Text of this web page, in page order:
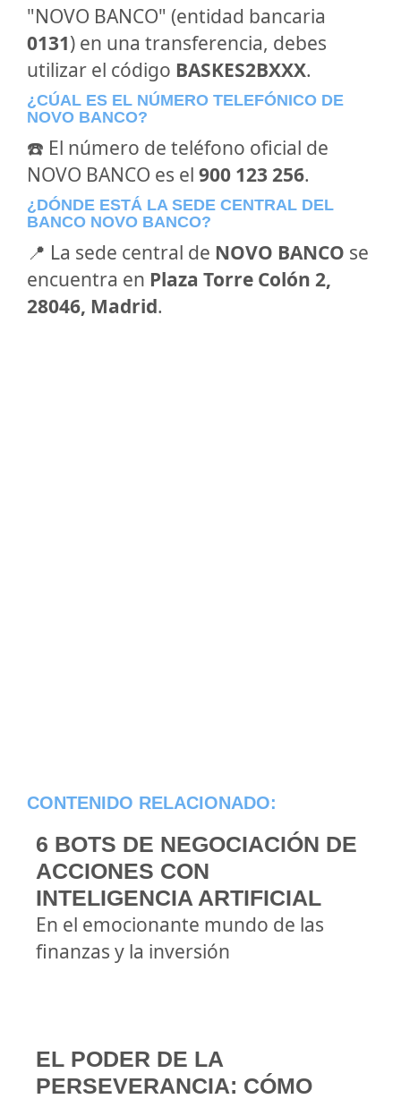
"NOVO BANCO" (entidad bancaria
0131) en una transferencia, debes
utilizar el código BASKES2BXXX.
¿CÚAL ES EL NÚMERO TELEFÓNICO DE
NOVO BANCO?
☎️ El número de teléfono oficial de
NOVO BANCO es el 900 123 256.
¿DÓNDE ESTÁ LA SEDE CENTRAL DEL
BANCO NOVO BANCO?
📍 La sede central de NOVO BANCO se
encuentra en Plaza Torre Colón 2,
28046, Madrid.
CONTENIDO RELACIONADO:
6 BOTS DE NEGOCIACIÓN DE
ACCIONES CON
INTELIGENCIA ARTIFICIAL
En el emocionante mundo de las
finanzas y la inversión
EL PODER DE LA
PERSEVERANCIA: CÓMO